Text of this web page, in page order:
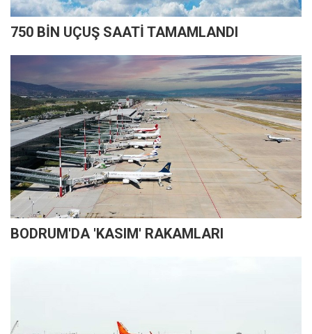
750 BİN UÇUŞ SAATİ TAMAMLANDI
BODRUM'DA 'KASIM' RAKAMLARI